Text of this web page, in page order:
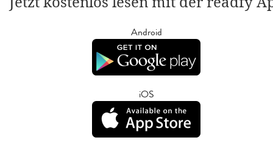
Android
iOS